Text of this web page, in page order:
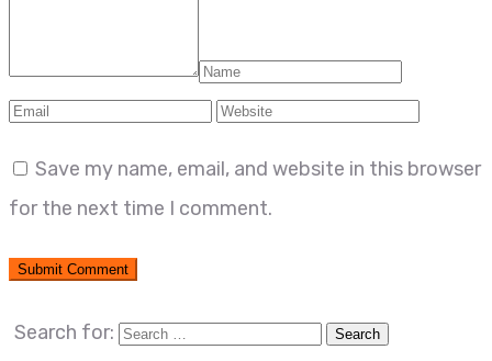
Save my name, email, and website in this browser
for the next time I comment.
Search for: